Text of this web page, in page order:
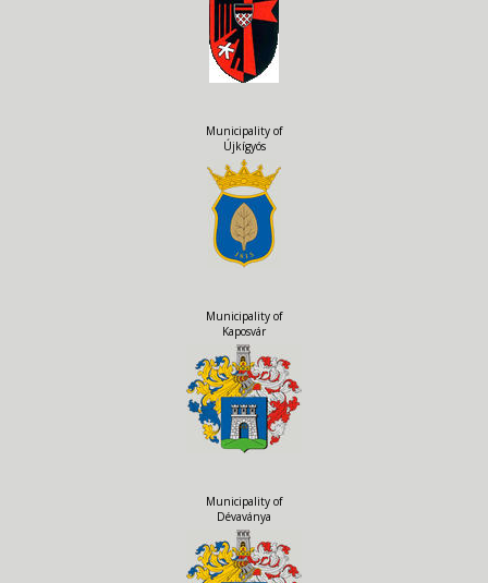
Municipality of
Újkígyós
Municipality of
Kaposvár
Municipality of
Dévaványa